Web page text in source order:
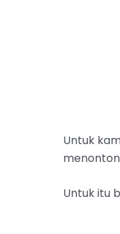
Untuk
menonton
Untuk itu